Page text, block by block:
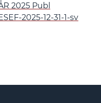
2025 Publ
2025-12-31-1-sv